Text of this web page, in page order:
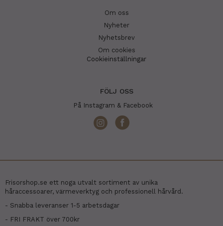
Om oss
Nyheter
Nyhetsbrev
Om cookies
Cookieinställningar
FÖLJ OSS
På Instagram & Facebook
Frisorshop.se ett noga utvalt sortiment av unika
håraccessoarer, värmeverktyg och professionell hårvård.
- Snabba leveranser 1-5 arbetsdagar
- FRI FRAKT över 700kr